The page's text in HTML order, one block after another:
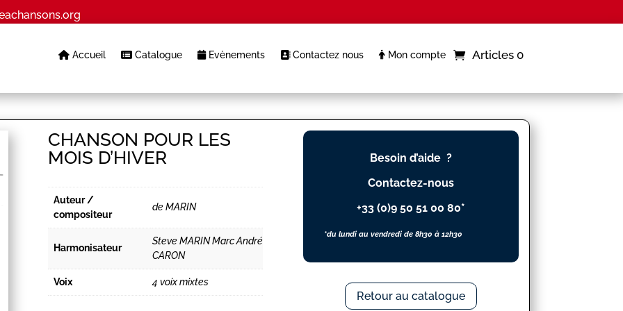
Accueil Catalogue Evènements Contactez nous Mon compte Articles 0
CHANSON POUR LES
MOIS D’HIVER
Auteur /
compositeur
de MARIN
Harmonisateur
Steve MARIN Marc André
CARON
Voix 4 voix mixtes
Besoin d’aide ?
Contactez-nous
+33 (0)9 50 51 00 80*
*du lundi au vendredi de 8h30 à 12h30
Retour au catalogue